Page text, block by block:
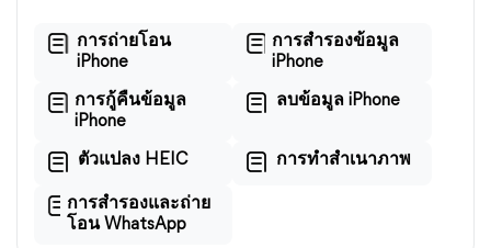
การถ่ายโอน
iPhone
การสำรองข้อมูล
iPhone
การกู้คืนข้อมูล
iPhone
ลบข้อมูล iPhone
ตัวแปลง HEIC การทำสำเนาภาพ
การสำรองและถ่าย
โอน WhatsApp